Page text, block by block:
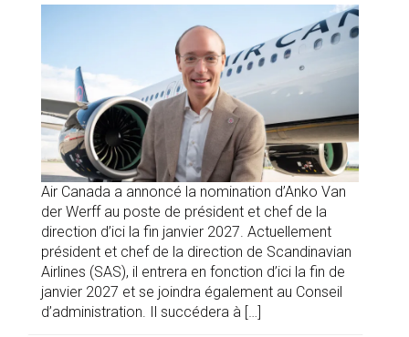
Air Canada a annoncé la nomination d’Anko Van
der Werff au poste de président et chef de la
direction d’ici la fin janvier 2027. Actuellement
président et chef de la direction de Scandinavian
Airlines (SAS), il entrera en fonction d’ici la fin de
janvier 2027 et se joindra également au Conseil
d’administration. Il succédera à […]